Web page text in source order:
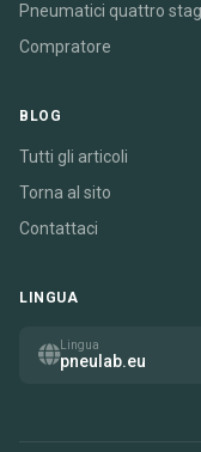
Pneumatici quattro
Compratore
BLOG
Tutti gli articoli
Torna al sito
Contattaci
LINGUA
Lingua
pneulab.eu